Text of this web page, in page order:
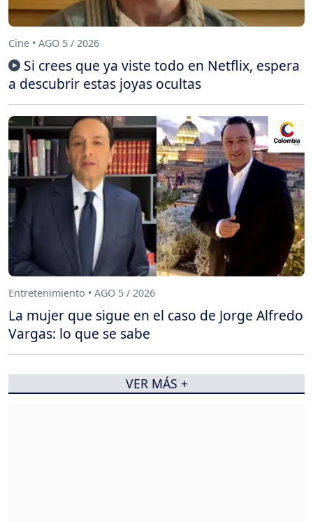
Cine • AGO 5 / 2026
Si crees que ya viste todo en Netflix, espera
a descubrir estas joyas ocultas
Entretenimiento • AGO 5 / 2026
La mujer que sigue en el caso de Jorge Alfredo
Vargas: lo que se sabe
VER MÁS +